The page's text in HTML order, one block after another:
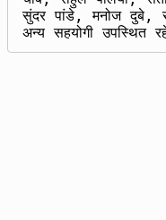
सुंदर पांडे, मनोज दुबे,
अन्य सहयोगी उपस्थित